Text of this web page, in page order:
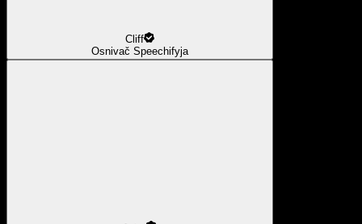
Cliff
Osnivač Speechifyja